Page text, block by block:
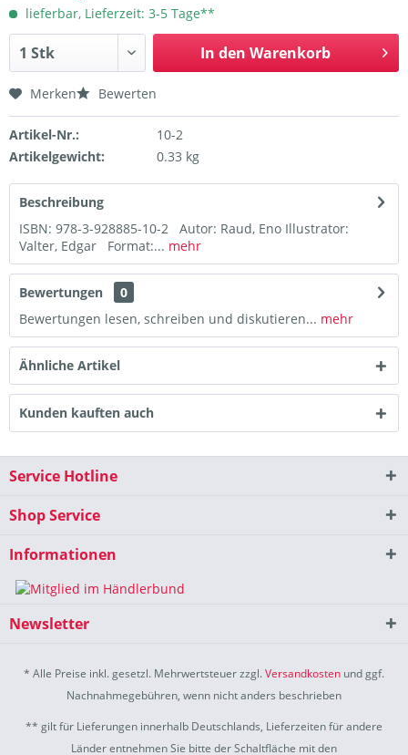
lieferbar, Lieferzeit: 3-5 Tage**
In den Warenkorb
Merken Bewerten
Artikel-Nr.:
10-2
Artikelgewicht:
0.33 kg
Beschreibung
ISBN: 978-3-928885-10-2 Autor: Raud, Eno Illustrator:
Valter, Edgar Format:... mehr
Bewertungen
0
Bewertungen lesen, schreiben und diskutieren... mehr
Ähnliche Artikel
Kunden kauften auch
Service Hotline
Shop Service
Informationen
Newsletter
* Alle Preise inkl. gesetzl. Mehrwertsteuer zzgl.Versandkosten und ggf.
Nachnahmegebühren, wenn nicht anders beschrieben
** gilt für Lieferungen innerhalb Deutschlands, Lieferzeiten für andere
Länder entnehmen Sie bitte der Schaltfläche mit den